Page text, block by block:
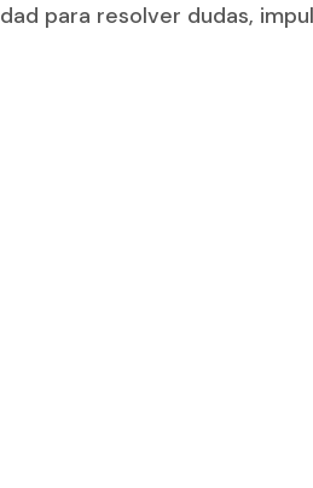
para resolver dudas,